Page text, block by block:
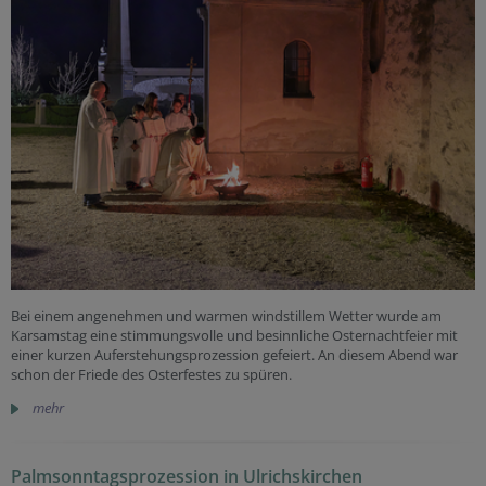
Bei einem angenehmen und warmen windstillem Wetter wurde am
Karsamstag eine stimmungsvolle und besinnliche Osternachtfeier mit
einer kurzen Auferstehungsprozession gefeiert. An diesem Abend war
schon der Friede des Osterfestes zu spüren.
mehr
Palmsonntagsprozession in Ulrichskirchen